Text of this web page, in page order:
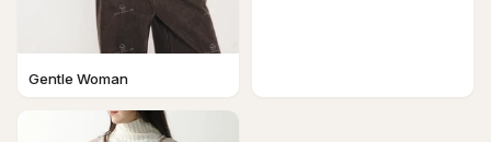
Gentle Woman